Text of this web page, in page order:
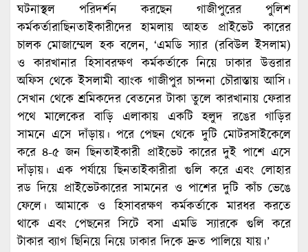
ঘটনাস্থল পরিদর্শন করছেন গাজীপুরের পুলিশ
কর্মকর্তারাছিনতাইকারীদের হামলায় আহত প্রাইভেট কারের
চালক মোজাম্মেল হক বলেন, ‘এমডি স্যার (রবিউল ইসলাম)
ও কারখানার হিসাবরক্ষণ কর্মকর্তাকে নিয়ে ঢাকার উত্তরার
অফিস থেকে ইসলামী ব্যাংক গাজীপুর চান্দনা চৌরাস্তায় আসি।
সেখান থেকে শ্রমিকদের বেতনের টাকা তুলে কারখানায় ফেরার
পথে মালেকের বাড়ি এলাকায় একটি হলুদ রঙের গাড়ির
সামনে এসে দাঁড়ায়। পরে পেছন থেকে দুটি মোটরসাইকেলে
করে ৪-৫ জন ছিনতাইকারী প্রাইভেট কারের দুই পাশে এসে
দাঁড়ায়। এক পর্যায়ে ছিনতাইকারীরা গুলি করে এবং লোহার
রড দিয়ে প্রাইভেটকারের সামনের ও পাশের দুটি কাঁচ ভেঙে
ফেলে। আমাকে ও হিসাবরক্ষণ কর্মকর্তাকে মারধর করতে
থাকে এবং পেছনের সিটে বসা এমডি স্যারকে গুলি করে
টাকার ব্যাগ ছিনিয়ে নিয়ে ঢাকার দিকে দ্রুত পালিয়ে যায়।’